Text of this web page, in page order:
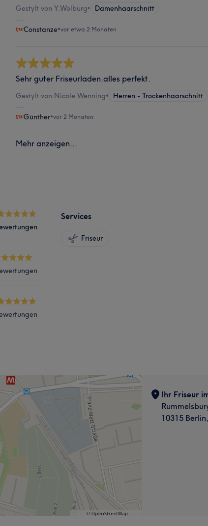
Gestylt von Y.Wolburg• Damenhaarschnitt
Constanze•vor etwa 2 Monaten
Sehr guter Friseurladen.alles perfekt.
Gestylt von Nicole Wenning• Herren - Trockenhaarschnitt
Günther•vor 2 Monaten
Mehr anzeigen...
Services
Friseur
Ihr Friseur
10315